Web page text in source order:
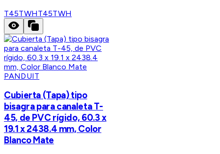
T45TWHT45TWH
PANDUIT
Cubierta (Tapa) tipo
bisagra para canaleta T-
45, de PVC rígido, 60.3 x
19.1 x 2438.4 mm, Color
Blanco Mate